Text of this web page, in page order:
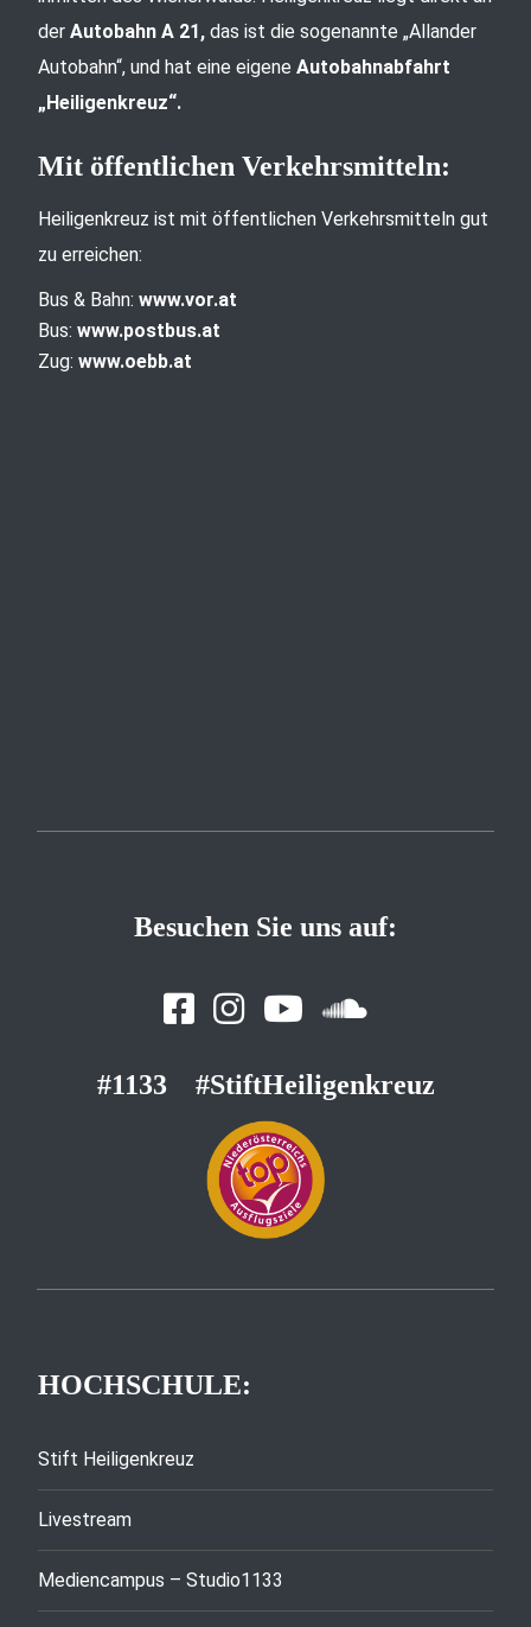
der Autobahn A 21, das ist die sogenannte „Allander
Autobahn“, und hat eine eigene Autobahnabfahrt
„Heiligenkreuz“.
Mit öffentlichen Verkehrsmitteln:
Heiligenkreuz ist mit öffentlichen Verkehrsmitteln gut
zu erreichen:
Bus & Bahn: www.vor.at
Bus: www.postbus.at
Zug: www.oebb.at
Besuchen Sie uns auf:
#1133 #StiftHeiligenkreuz
HOCHSCHULE:
Stift Heiligenkreuz
Livestream
Mediencampus – Studio1133